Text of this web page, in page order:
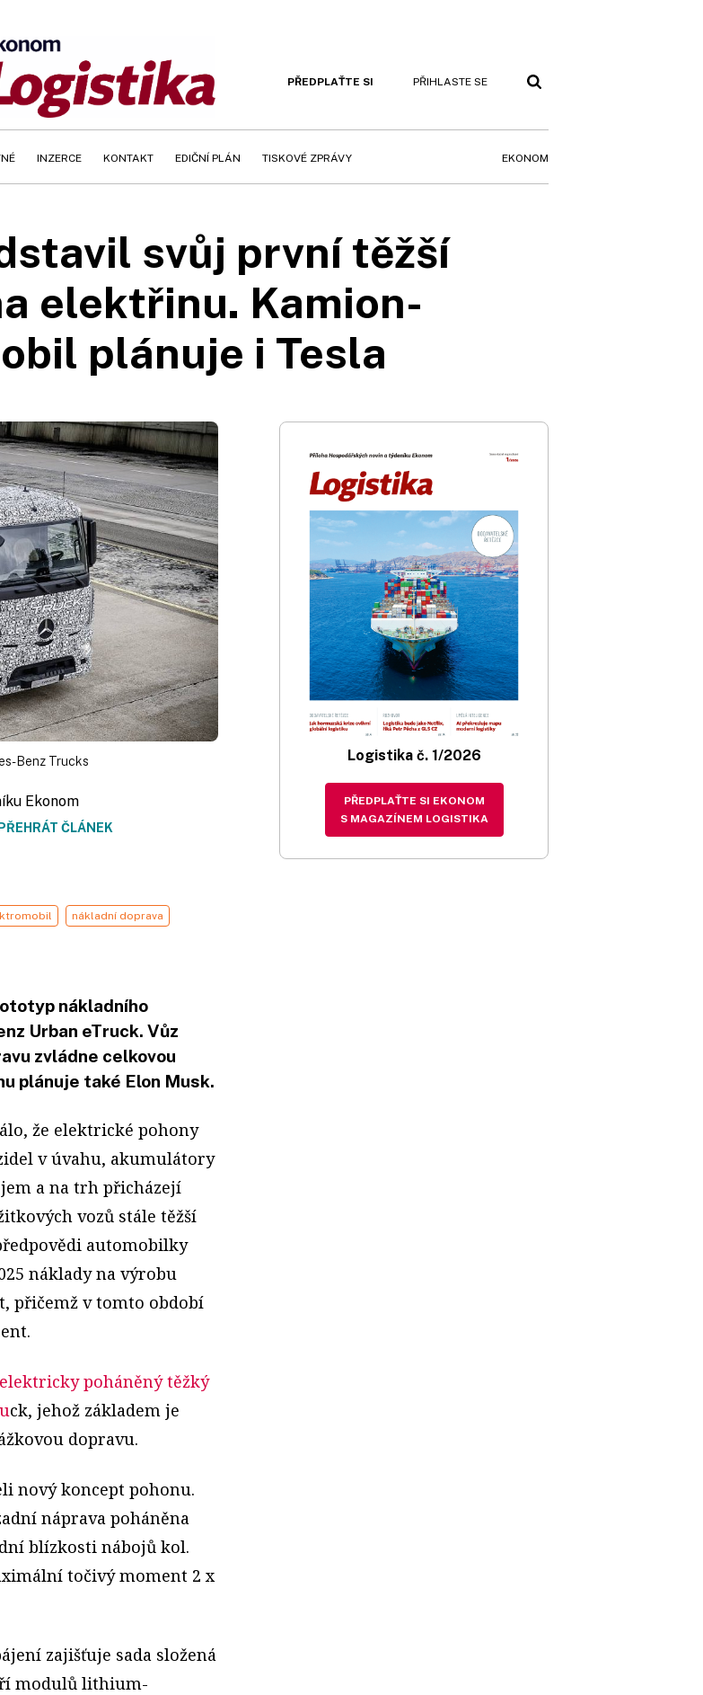
PŘEDPLAŤTE SI PŘIHLASTE SE
INZERCE KONTAKT EDIČNÍ PLÁN TISKOVÉ ZPRÁVY EKONOM
svůj první těžší
elektřinu. Kamion-
plánuje i Tesla
Benz Trucks
Ekonom
ČLÁNEK
nákladní doprava
nákladního
Urban eTruck. Vůz
zvládne celkovou
plánuje také Elon Musk.
že elektrické pohony
v úvahu, akumulátory
a na trh přicházejí
vozů stále těžší
automobilky
náklady na výrobu
přičemž v tomto období
poháněný těžký
ck, jehož základem je
dopravu.
nový koncept pohonu.
náprava poháněna
blízkosti nábojů kol.
točivý moment 2 x
zajišťuje sada složená
modulů lithium-
Logistika č. 1/2026
PŘEDPLAŤTE SI EKONOM
S MAGAZÍNEM LOGISTIKA